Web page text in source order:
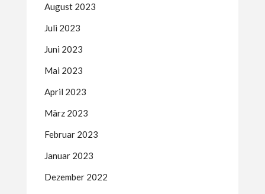
August 2023
Juli 2023
Juni 2023
Mai 2023
April 2023
März 2023
Februar 2023
Januar 2023
Dezember 2022